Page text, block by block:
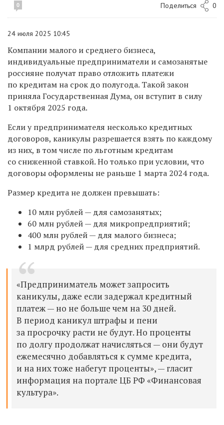
0 Поделиться 0
24 июля 2025 10:45
Компании малого и среднего бизнеса,
индивидуальные предприниматели и самозанятые
россияне получат право отложить платежи
по кредитам на срок до полугода. Такой закон
приняла Государственная Дума, он вступит в силу
1 октября 2025 года.
Если у предпринимателя несколько кредитных
договоров, каникулы разрешается взять по каждому
из них, в том числе по льготным кредитам
со сниженной ставкой. Но только при условии, что
договоры оформлены не раньше 1 марта 2024 года.
Размер кредита не должен превышать:
10 млн рублей — для самозанятых;
60 млн рублей — для микропредприятий;
400 млн рублей — для малого бизнеса;
1 млрд рублей — для средних предприятий.
«Предприниматель может запросить
каникулы, даже если задержал кредитный
платеж — но не больше чем на 30 дней.
В период каникул штрафы и пени
за просрочку расти не будут. Но проценты
по долгу продолжат начисляться — они будут
ежемесячно добавляться к сумме кредита,
и на них тоже набегут проценты», — гласит
информация на портале ЦБ РФ «Финансовая
культура».